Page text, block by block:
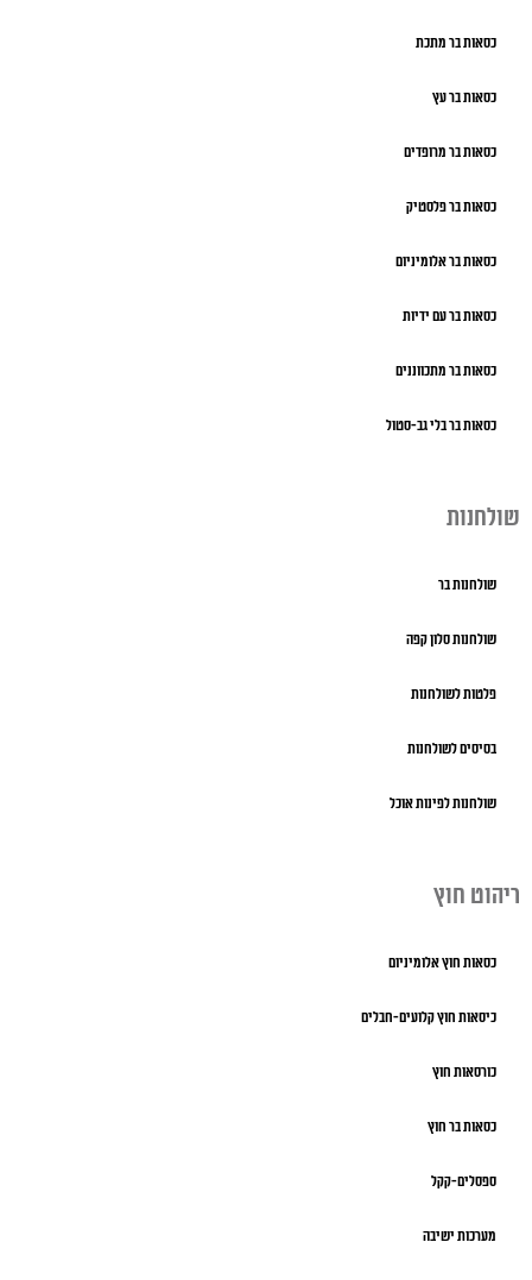
כסאות בר מתכת
כסאות בר עץ
כסאות בר מרופדים
כסאות בר פלסטיק
כסאות בר אלומיניום
כסאות בר עם ידיות
כסאות בר מתכווננים
כסאות בר בלי גב-סטול
שולחנות
שולחנות בר
שולחנות סלון קפה
פלטות לשולחנות
בסיסים לשולחנות
שולחנות לפינות אוכל
ריהוט חוץ
כסאות חוץ אלומיניום
כיסאות חוץ קלועים-חבלים
כורסאות חוץ
כסאות בר חוץ
ספסלים-קקל
מערכות ישיבה